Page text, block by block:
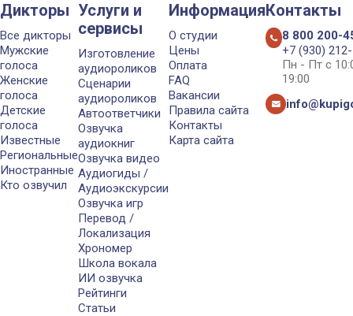
Дикторы
Все дикторы
Мужские
голоса
Женские
голоса
Детские
голоса
Известные
Региональные
Иностранные
Кто озвучил
Услуги и
сервисы
Изготовление
аудиороликов
Сценарии
аудиороликов
Автоответчики
Озвучка
аудиокниг
Озвучка видео
Аудиогиды /
Аудиоэкскурсии
Озвучка игр
Перевод /
Локализация
Хрономер
Школа вокала
ИИ озвучка
Рейтинги
Статьи
Информация
О студии
Цены
Оплата
FAQ
Вакансии
Правила сайта
Контакты
Карта сайта
Контакты
8 800 200-
+7 (930)
Пн - Пт с
19:00